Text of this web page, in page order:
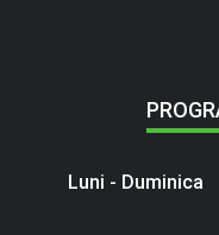
Luni - Duminica